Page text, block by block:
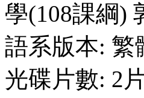
學(108課綱)
語系版本: 繁
光碟片數: 2